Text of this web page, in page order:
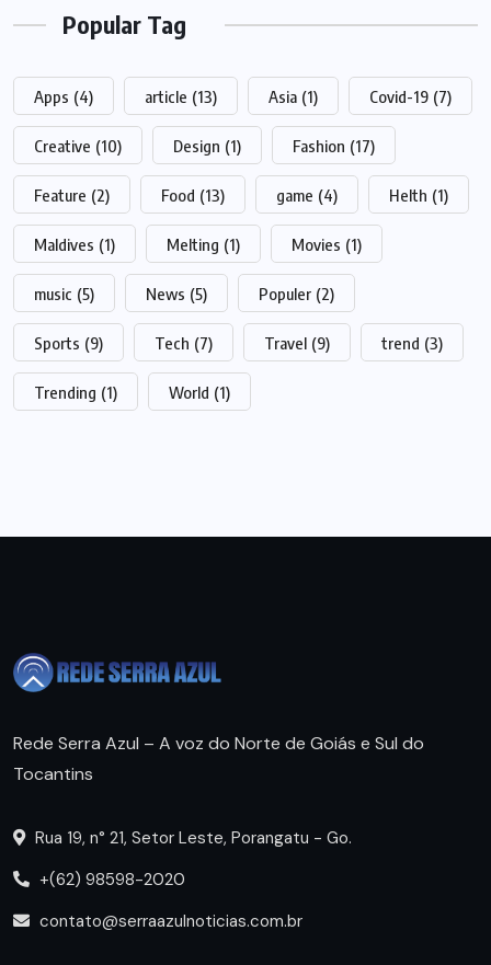
Popular Tag
Apps (4) article (13) Asia (1) Covid-19 (7)
Creative (10) Design (1) Fashion (17)
Feature (2) Food (13) game (4) Helth (1)
Maldives (1) Melting (1) Movies (1)
music (5) News (5) Populer (2)
Sports (9) Tech (7) Travel (9) trend (3)
Trending (1) World (1)
Rede Serra Azul – A voz do Norte de Goiás e Sul do
Tocantins
Rua 19, n° 21, Setor Leste, Porangatu - Go.
+(62) 98598-2020
contato@serraazulnoticias.com.br